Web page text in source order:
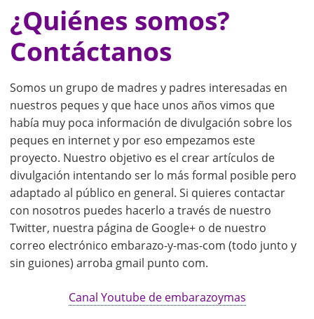
¿Quiénes somos?
Contáctanos
Somos un grupo de madres y padres interesadas en
nuestros peques y que hace unos años vimos que
había muy poca información de divulgación sobre los
peques en internet y por eso empezamos este
proyecto. Nuestro objetivo es el crear artículos de
divulgación intentando ser lo más formal posible pero
adaptado al público en general. Si quieres contactar
con nosotros puedes hacerlo a través de nuestro
Twitter, nuestra página de Google+ o de nuestro
correo electrónico embarazo-y-mas-com (todo junto y
sin guiones) arroba gmail punto com.
Canal Youtube de embarazoymas